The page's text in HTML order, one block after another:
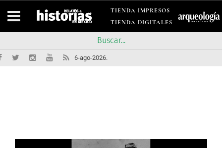
TIENDA IMPRESOS
TIENDA DIGITALES
6-ago-2026.